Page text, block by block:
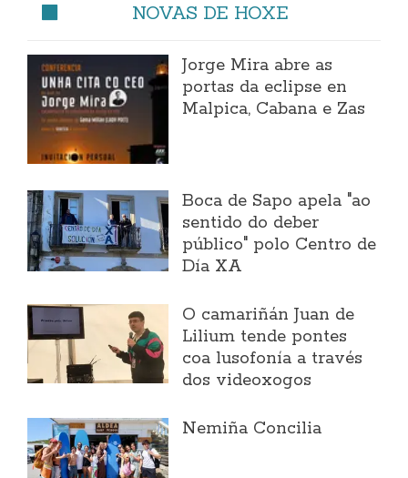
NOVAS DE HOXE
Jorge Mira abre as
portas da eclipse en
Malpica, Cabana e Zas
Boca de Sapo apela "ao
sentido do deber
público" polo Centro de
Día XA
O camariñán Juan de
Lilium tende pontes
coa lusofonía a través
dos videoxogos
Nemiña Concilia